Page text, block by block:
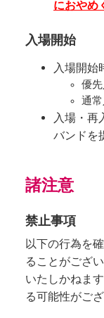
におやめ
入場開始
入場開始
優
通
入場・再
バンドを
諸注意
禁止事項
以下の行為を
ることがござ
いたしかねま
る可能性がござ